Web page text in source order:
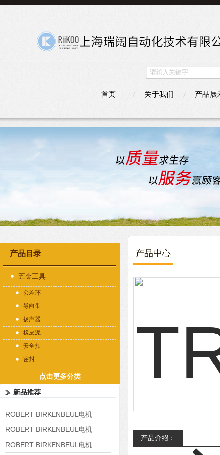
首页 关于我们 产品展
产品目录
五金工具
公差环
导向带
扬声器
橡皮泥
安全扣
密封
点击更多分类
新品推荐
ROBERT BIRKENBEUL电机
8APE225M-4-IE3
ROBERT BIRKENBEUL电机
8APE180L-4 IE3
ROBERT BIRKENBEUL电机
产品中心
产品介绍：